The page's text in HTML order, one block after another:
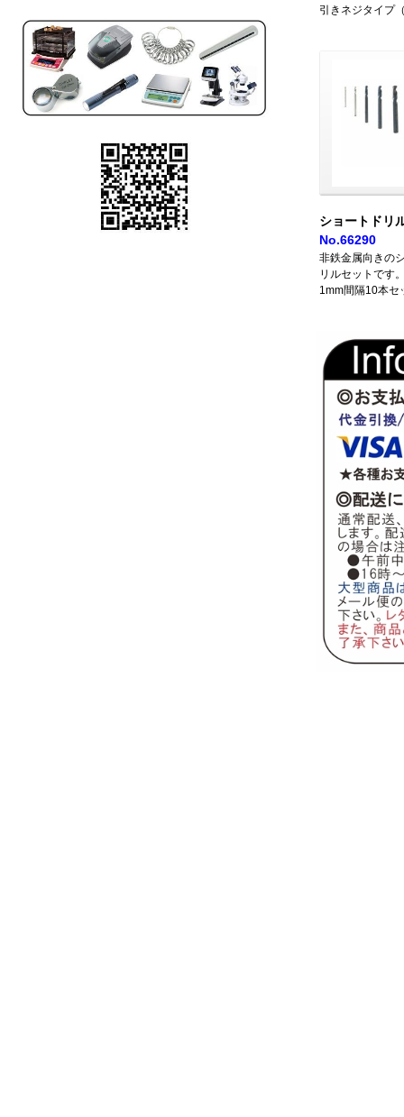
引きネジタイプ
ショートドリ
No.66290
非鉄金属向きの
リルセットです
1mm間隔10本セ